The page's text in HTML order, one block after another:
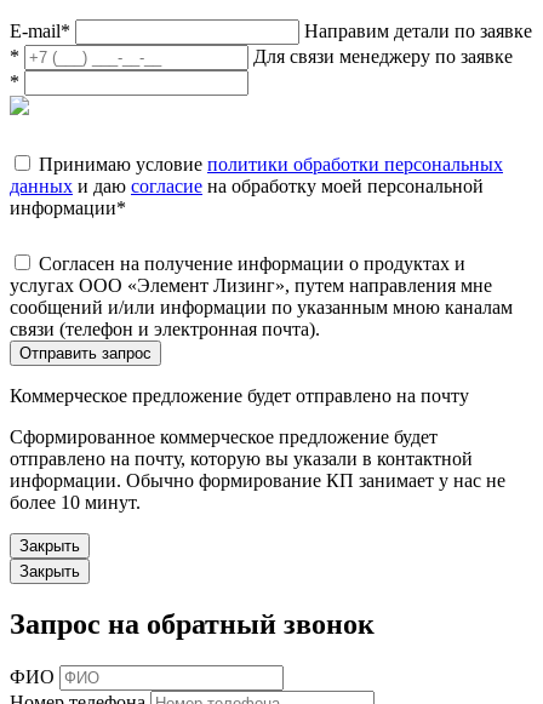
E-mail*
Направим детали по заявке
*
Для связи менеджеру по заявке
*
Принимаю условие политики обработки персональных
данных и даю согласие на обработку моей персональной
информации*
Согласен на получение информации о продуктах и
услугах ООО «Элемент Лизинг», путем направления мне
сообщений и/или информации по указанным мною каналам
связи (телефон и электронная почта).
Отправить запрос
Коммерческое предложение будет отправлено на почту
Сформированное коммерческое предложение будет
отправлено на почту, которую вы указали в контактной
информации. Обычно формирование КП занимает у нас не
более 10 минут.
Закрыть
Закрыть
Запрос на обратный звонок
ФИО